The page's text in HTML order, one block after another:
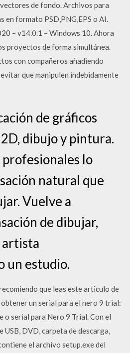
de fondo. Archivos para
en formato PSD,PNG,EPS o AI.
– v14.0.1 – Windows 10. Ahora
proyectos de forma simultánea.
con compañeros añadiendo
que manipulen indebidamente
de gráficos
dibujo y pintura.
profesionales lo
natural que
Vuelve a
de dibujar,
artista
un estudio.
que leas este articulo de
un serial para el nero 9 trial:
o serial para Nero 9 Trial. Con el
DVD, carpeta de descarga,
el archivo setup.exe del